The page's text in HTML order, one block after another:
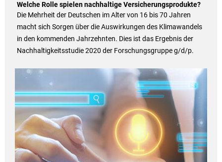
Welche Rolle spielen nachhaltige Versicherungsprodukte?
Die Mehrheit der Deutschen im Alter von 16 bis 70 Jahren
macht sich Sorgen über die Auswirkungen des Klimawandels
in den kommenden Jahrzehnten. Dies ist das Ergebnis der
Nachhaltigkeitsstudie 2020 der Forschungsgruppe g/d/p.